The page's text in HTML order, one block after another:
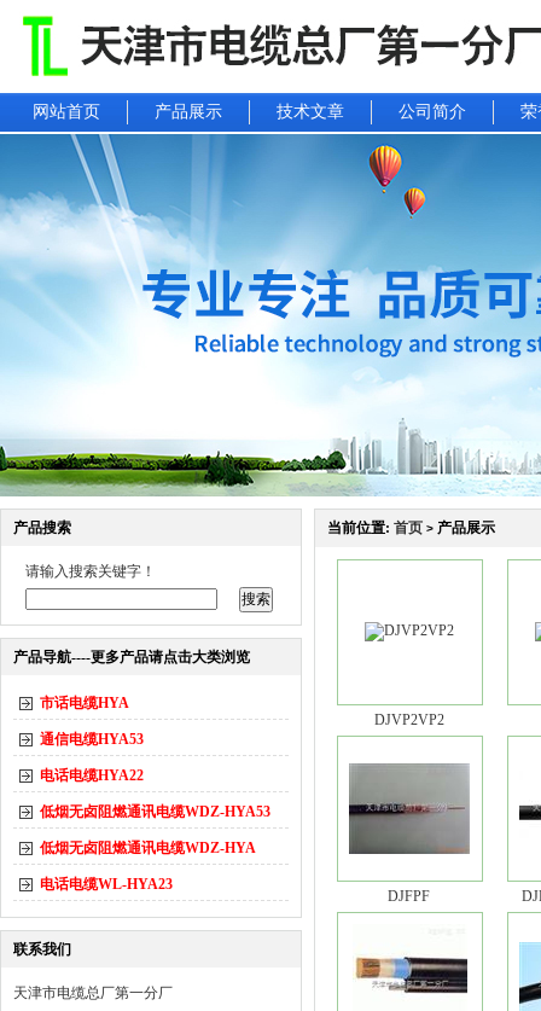
网站首页 产品展示 技术文章 公司简介 荣
产品搜索
请输入搜索关键字！
产品导航----更多产品请点击大类浏览
市话电缆HYA
通信电缆HYA53
电话电缆HYA22
低烟无卤阻燃通讯电缆WDZ-HYA53
低烟无卤阻燃通讯电缆WDZ-HYA
电话电缆WL-HYA23
联系我们
天津市电缆总厂第一分厂
当前位置: 首页 > 产品展示
DJVP2VP2
DJFPF